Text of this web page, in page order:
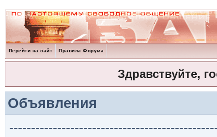
Перейти на сайт Правила Форума
Здравствуйте,
Объявления